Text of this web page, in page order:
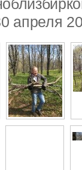
апреля